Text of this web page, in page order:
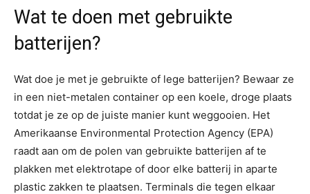
Wat te doen met gebruikte
batterijen?
Wat doe je met je gebruikte of lege batterijen? Bewaar ze
in een niet-metalen container op een koele, droge plaats
totdat je ze op de juiste manier kunt weggooien. Het
Amerikaanse Environmental Protection Agency (EPA)
raadt aan om de polen van gebruikte batterijen af te
plakken met elektrotape of door elke batterij in aparte
plastic zakken te plaatsen. Terminals die tegen elkaar